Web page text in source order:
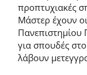
προπτυχιακές
Μάστερ έχουν
Πανεπιστημίου
για σπουδές
λάβουν